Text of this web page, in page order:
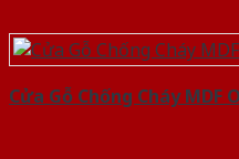
Cửa Gỗ Chống Cháy MDF